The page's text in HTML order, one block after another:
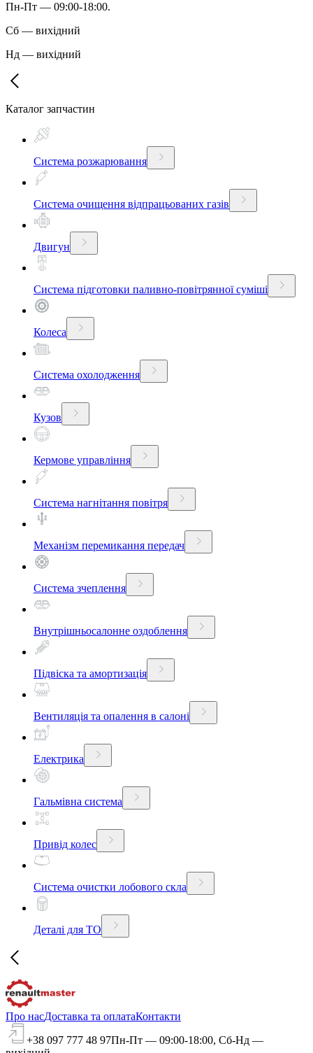
Пн-Пт — 09:00-18:00.
Сб — вихідний
Нд — вихідний
Каталог запчастин
Система розжарювання
Система очищення відпрацьованих газів
Двигун
Система підготовки паливно-повітрянної суміші
Колеса
Система охолодження
Кузов
Кермове управління
Система нагнітання повітря
Механізм перемикання передач
Система зчеплення
Внутрішньосалонне оздоблення
Підвіска та амортизація
Вентиляція та опалення в салоні
Електрика
Гальмівна система
Привід колес
Система очистки лобового скла
Деталі для ТО
Про насДоставка та оплатаКонтакти
+38 097 777 48 97Пн-Пт — 09:00-18:00, Сб-Нд —